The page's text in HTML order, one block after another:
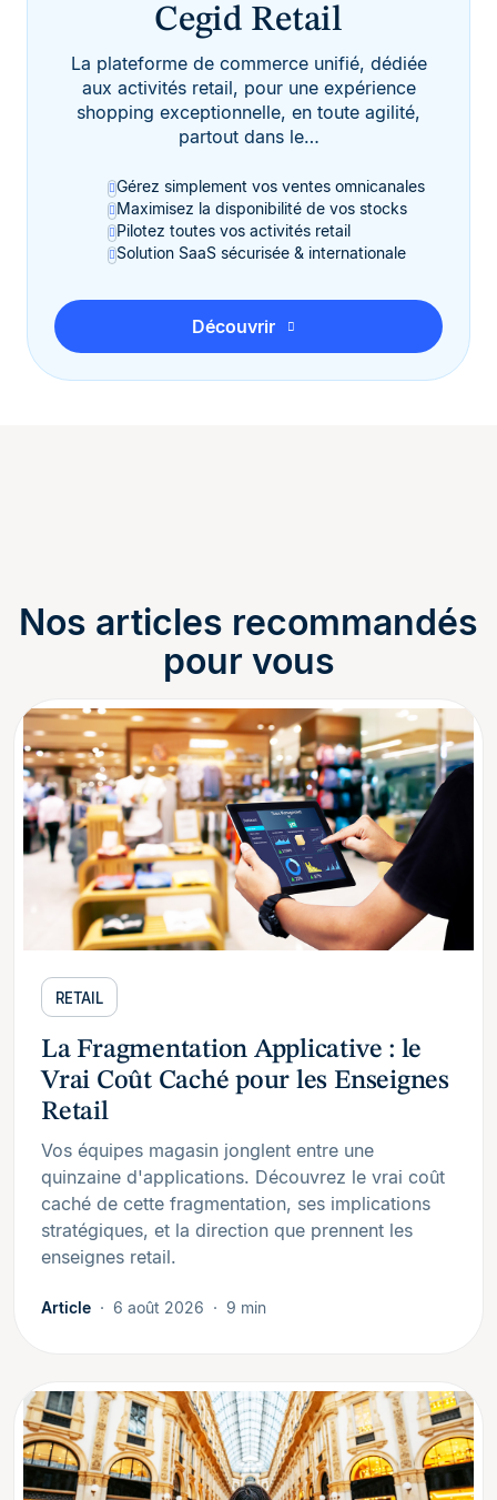
Cegid Retail
La plateforme de commerce unifié, dédiée
aux activités retail, pour une expérience
shopping exceptionnelle, en toute agilité,
partout dans le…
Gérez simplement vos ventes omnicanales
Maximisez la disponibilité de vos stocks
Pilotez toutes vos activités retail
Solution SaaS sécurisée & internationale
Découvrir
Nos articles recommandés
pour vous
RETAIL
La Fragmentation Applicative : le
Vrai Coût Caché pour les Enseignes
Retail
Vos équipes magasin jonglent entre une
quinzaine d'applications. Découvrez le vrai coût
caché de cette fragmentation, ses implications
stratégiques, et la direction que prennent les
enseignes retail.
Article 6 août 2026 9 min